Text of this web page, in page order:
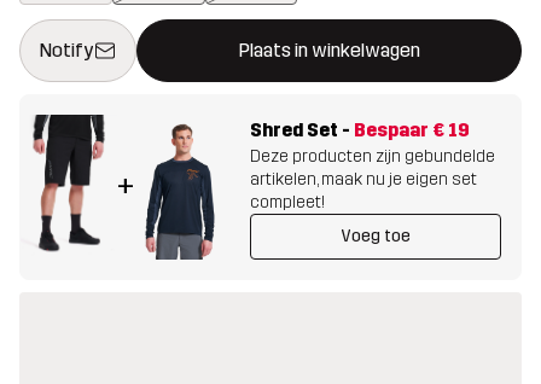
Notify Plaats in winkelwagen
Deze knop opent een modal met de bevestiging van een
{{size}} niet beschikbaar
+
Shred Set - Bespaar € 19
Deze producten zijn gebundelde
artikelen, maak nu je eigen set
compleet!
Voeg toe